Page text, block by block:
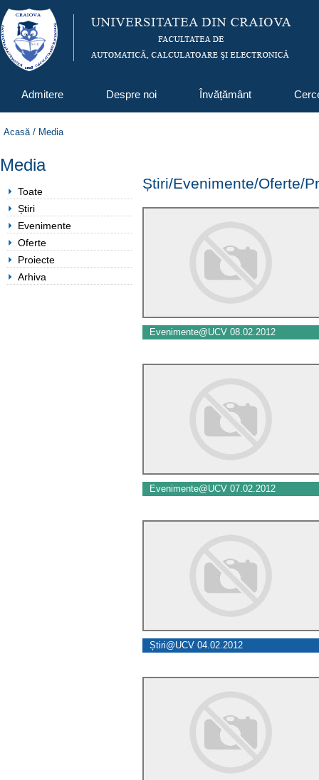
Admitere Despre noi Învățământ
Acasă/ Media
Media
Toate
Știri
Evenimente
Oferte
Proiecte
Arhiva
Știri/Evenimente/Oferte/
Evenimente@UCV 08.02.2012
Evenimente@UCV 07.02.2012
Știri@UCV 04.02.2012